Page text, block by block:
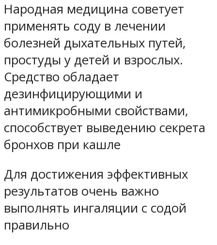
Народная медицина советует
применять соду в лечении
болезней дыхательных путей,
простуды у детей и взрослых.
Средство обладает
дезинфицирующими и
антимикробными свойствами,
способствует выведению секрета
бронхов при кашле
Для достижения эффективных
результатов очень важно
выполнять ингаляции с содой
правильно